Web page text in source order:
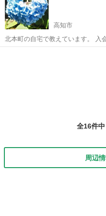
キング、講師派遣ドット...
高知市
北本町の自宅で教えています。 入
母さんになりたい方まで 丁寧にわ
全16件
周辺